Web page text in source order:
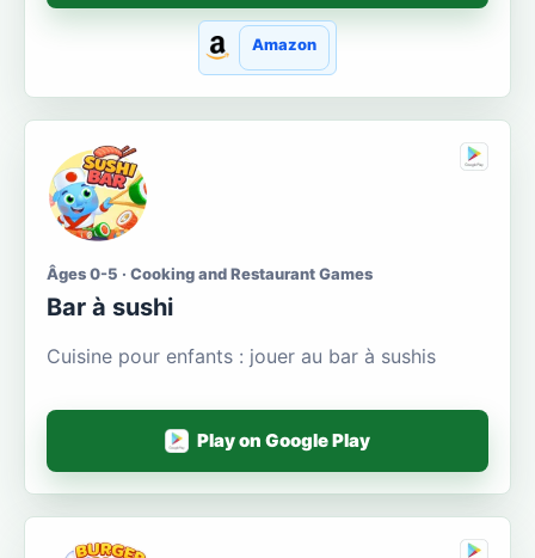
Amazon
Âges 0-5 · Cooking and Restaurant Games
Bar à sushi
Cuisine pour enfants : jouer au bar à sushis
Play on Google Play